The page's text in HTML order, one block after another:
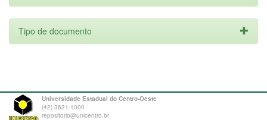
Tipo de documento
Universidade Estadual do Centro-Oeste
(42) 3621-1000
repositorio@unicentro.br